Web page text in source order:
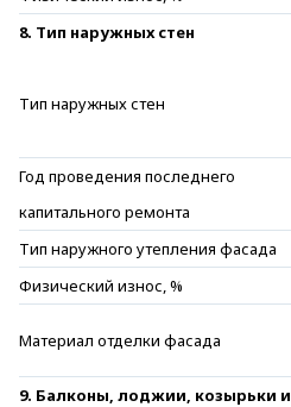
8. Тип наружных стен
Тип наружных стен
Год проведения последнего
капитального ремонта
Тип наружного утепления фасада
Физический износ, %
Материал отделки фасада
9. Балконы, лоджии, козырьки и